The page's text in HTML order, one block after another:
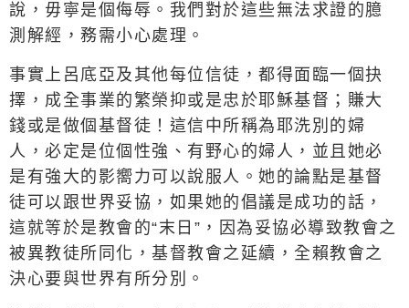
說，毋寧是個侮辱。我們對於這些無法求證的臆
測解經，務需小心處理。
事實上呂底亞及其他每位信徒，都得面臨一個抉
擇，成全事業的繁榮抑或是忠於耶穌基督；賺大
錢或是做個基督徒！這信中所稱為耶洗別的婦
人，必定是位個性強、有野心的婦人，並且她必
是有強大的影嚮力可以說服人。她的論點是基督
徒可以跟世界妥協，如果她的倡議是成功的話，
這就等於是教會的“末日 ” ，因為妥協必導致教會之
被異教徒所同化，基督教會之延續，全賴教會之
決心要與世界有所分別。